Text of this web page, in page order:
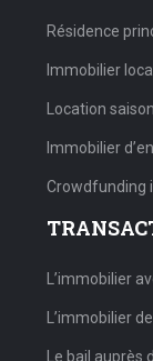
Résidence
Immobilier
Location
Immobilier
Crowdfunding
L’immobilier
L’immobilier
Le bail auprès